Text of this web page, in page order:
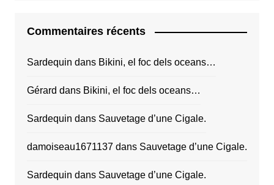
Commentaires récents
Sardequin dans Bikini, el foc dels oceans…
Gérard dans Bikini, el foc dels oceans…
Sardequin dans Sauvetage d’une Cigale.
damoiseau1671137dans Sauvetage d’une Cigale.
Sardequin dans Sauvetage d’une Cigale.